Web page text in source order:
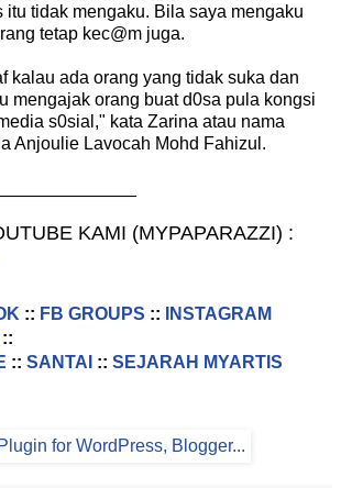
itu tidak mengaku. Bila saya mengaku
tetap kec@m juga.
kalau ada orang yang tidak suka dan
mengajak orang buat d0sa pula kongsi
s0sial," kata Zarina atau nama
Anjoulie Lavocah Mohd Fahizul.
KAMI (MYPAPARAZZI) :
:: FB GROUPS ::
INSTAGRAM
::
:: SANTAI :: SEJARAH MYARTIS